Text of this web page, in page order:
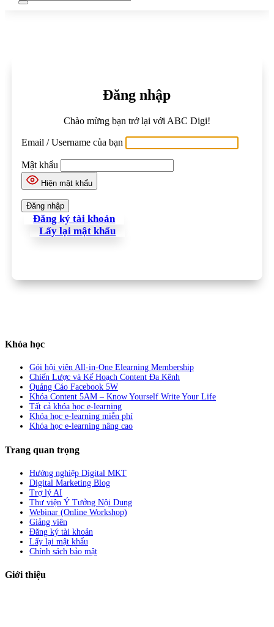
Đăng nhập
Chào mừng bạn trở lại với ABC Digi!
Email / Username của bạn
Mật khẩu
Hiện mật khẩu
Đăng ký tài khoản
Lấy lại mật khẩu
Khóa học
Gói hội viên All-in-One Elearning Membership
Chiến Lược và Kế Hoạch Content Đa Kênh
Quảng Cáo Facebook 5W
Khóa Content 5AM – Know Yourself Write Your Life
Tất cả khóa học e-learning
Khóa học e-learning miễn phí
Khóa học e-learning nâng cao
Trang quan trọng
Hướng nghiệp Digital MKT
Digital Marketing Blog
Trợ lý AI
Thư viện Ý Tưởng Nội Dung
Webinar (Online Workshop)
Giảng viên
Đăng ký tài khoản
Lấy lại mật khẩu
Chính sách bảo mật
Giới thiệu